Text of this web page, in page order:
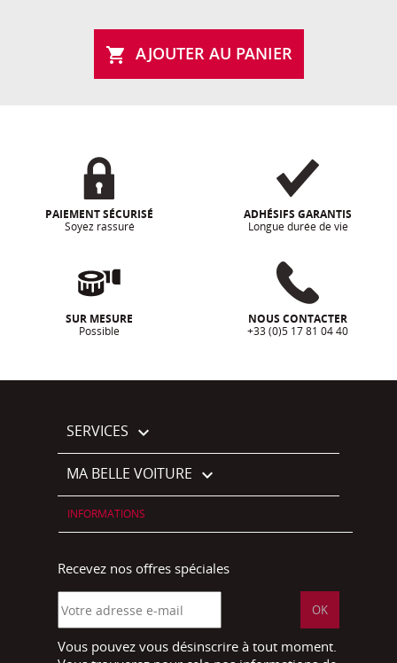
 AJOUTER AU PANIER
PAIEMENT SÉCURISÉ
Soyez rassuré
ADHÉSIFS GARANTIS
Longue durée de vie
SUR MESURE
Possible
NOUS CONTACTER
+33 (0)5 17 81 04 40
SERVICES 
MA BELLE VOITURE 
INFORMATIONS
Recevez nos offres spéciales
Vous pouvez vous désinscrire à tout moment.